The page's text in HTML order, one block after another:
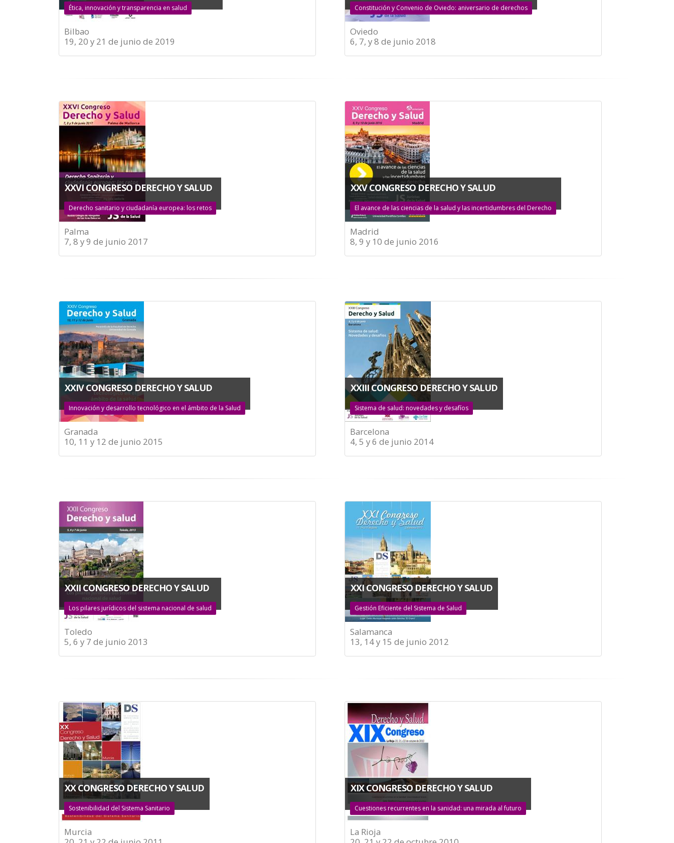
Ética, innovación y transparencia en salud
Bilbao
19, 20 y 21 de junio de 2019
Constitución y Convenio de Oviedo: aniversario de derechos
Oviedo
6, 7, y 8 de junio 2018
XXVI CONGRESO DERECHO Y SALUD
Derecho sanitario y ciudadanía europea: los retos
Palma
7, 8 y 9 de junio 2017
XXV CONGRESO DERECHO Y SALUD
El avance de las ciencias de la salud y las incertidumbres del Derecho
Madrid
8, 9 y 10 de junio 2016
XXIV CONGRESO DERECHO Y SALUD
Innovación y desarrollo tecnológico en el ámbito de la Salud
Granada
10, 11 y 12 de junio 2015
XXIII CONGRESO DERECHO Y SALUD
Sistema de salud: novedades y desafíos
Barcelona
4, 5 y 6 de junio 2014
XXII CONGRESO DERECHO Y SALUD
Los pilares jurídicos del sistema nacional de salud
Toledo
5, 6 y 7 de junio 2013
XXI CONGRESO DERECHO Y SALUD
Gestión Eficiente del Sistema de Salud
Salamanca
13, 14 y 15 de junio 2012
XX CONGRESO DERECHO Y SALUD
Sostenibilidad del Sistema Sanitario
Murcia
XIX CONGRESO DERECHO Y SALUD
Cuestiones recurrentes en la sanidad: una mirada al futuro
La Rioja